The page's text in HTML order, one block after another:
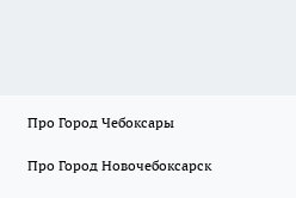
Про Город Чебоксары
Про Город Новочебоксарск